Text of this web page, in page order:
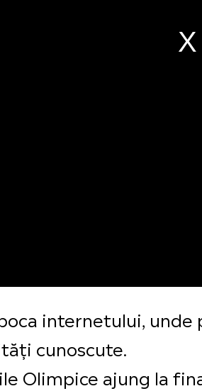
internetului,
cunoscute.
Olimpice ajung la